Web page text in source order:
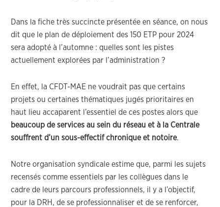
Dans la fiche très succincte présentée en séance, on nous
dit que le plan de déploiement des 150 ETP pour 2024
sera adopté à l’automne : quelles sont les pistes
actuellement explorées par l’administration ?
En effet, la CFDT-MAE ne voudrait pas que certains
projets ou certaines thématiques jugés prioritaires en
haut lieu accaparent l’essentiel de ces postes alors que
beaucoup de services au sein du réseau et à la Centrale
souffrent d’un sous-effectif chronique et notoire.
Notre organisation syndicale estime que, parmi les sujets
recensés comme essentiels par les collègues dans le
cadre de leurs parcours professionnels, il y a l’objectif,
pour la DRH, de se professionnaliser et de se renforcer,